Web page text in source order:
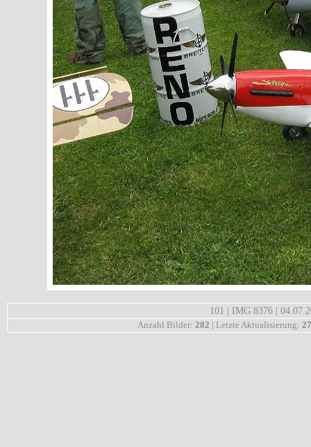
101 | IMG 8376 |
Anzahl Bilder: 282 | Letzte Aktualisierung: